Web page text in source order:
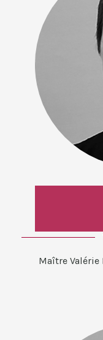
Maître Valérie